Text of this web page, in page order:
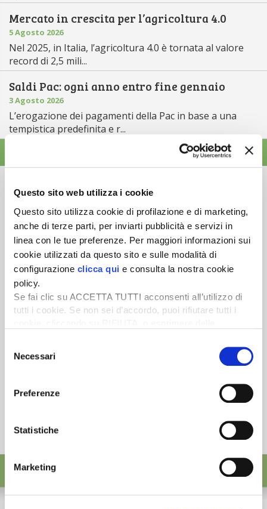
Questo sito web utilizza i cookie
Questo sito utilizza cookie di profilazione e di marketing,
anche di terze parti, per inviarti pubblicità e servizi in
linea con le tue preferenze. Per maggiori informazioni sui
cookie utilizzati da questo sito e sulle modalità di
configurazione clicca qui e consulta la nostra cookie
policy.
Se fai clic su ACCETTA TUTTI acconsenti all’utilizzo di
tutti i cookie. Se non sei d’accordo, puoi rifiutare tutti i
desideri accettare e cliccando ACCETTA SELEZIONATI.
delNecessari
Preferenze
Statistiche
Marketing
Mercato in crescita per l’agricoltura 4.0
5 Agosto 2026
Nel 2025, in Italia, l’agricoltura 4.0 è tornata al valore
record di 2,5 mili...
Saldi Pac: ogni anno entro fine gennaio
3 Agosto 2026
L’erogazione dei pagamenti della Pac in base a una
tempistica predefinita e r...
Newsletter
Scopri un servizio d'informazione di alta qualità. Tagliato sulle tue
esigenze.